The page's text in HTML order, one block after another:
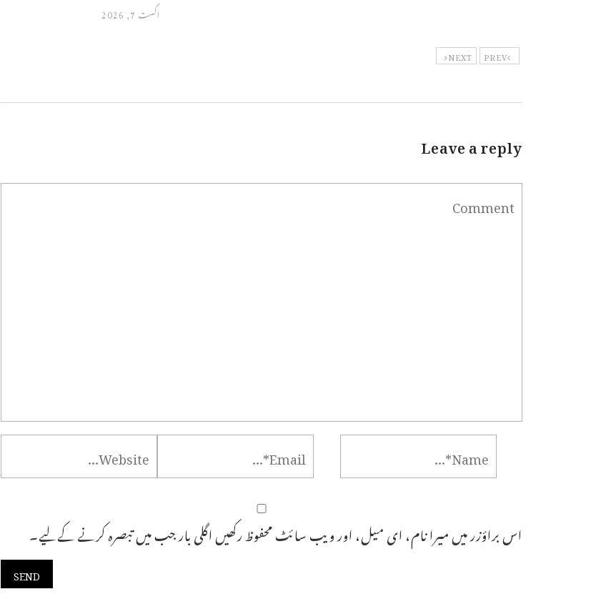
اگست 7, 2026
PREV
NEXT
Leave a reply
اس براؤزر میں میرا نام، ای میل، اور ویب سائٹ محفوظ رکھیں اگلی بار جب میں تبصرہ کرنے کےلیے۔